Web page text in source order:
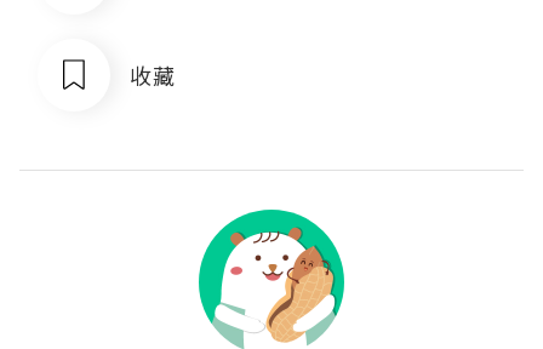
收藏